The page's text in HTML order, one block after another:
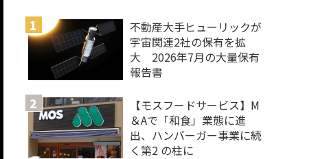
不動産大手ヒューリックが
宇宙関連2社の保有を拡
大 2026年7月の大量保有
報告書
【モスフードサービス】M
＆Aで「和食」業態に進
出、ハンバーガー事業に続
く第2 の柱に